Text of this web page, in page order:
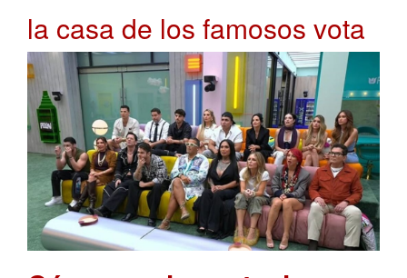
la casa de los famosos vota